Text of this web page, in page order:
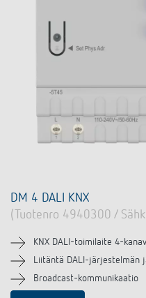
DM 4 DALI KNX
(Tuotenro 4940300 /
KNX DALI-toimilaite 4-
Liitäntä DALI-järjestelmän
Broadcast-kommunikaatio